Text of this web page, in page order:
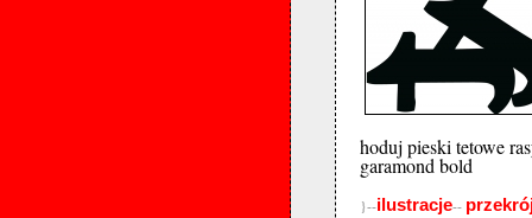
hoduj pieski tetowe
garamond bold
}--ilustracje--